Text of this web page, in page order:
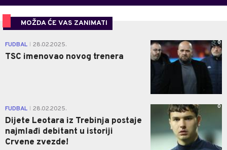
MOŽDA ĆE VAS ZANIMATI
FUDBAL 28.02.2025.
TSC imenovao novog trenera
0
FUDBAL 28.02.2025.
Dijete Leotara iz Trebinja postaje
najmlađi debitant u istoriji
Crvene zvezde!
0